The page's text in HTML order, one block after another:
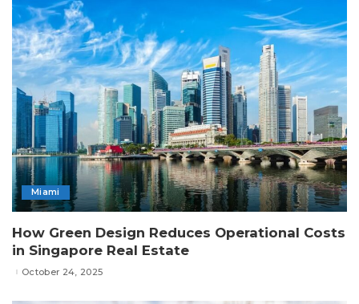
Miami
How Green Design Reduces Operational Costs
in Singapore Real Estate
October 24, 2025